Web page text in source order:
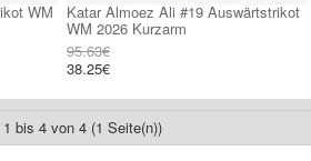
WM Katar Almoez Ali #19 Auswärtstrikot
WM 2026 Kurzarm
95.63€
38.25€
bis 4 von 4 (1 Seite(n))